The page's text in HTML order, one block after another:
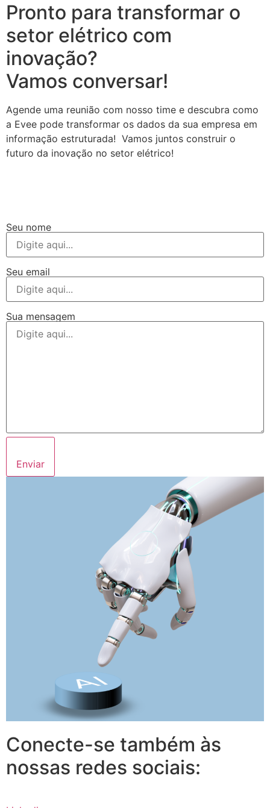
Pronto para transformar o
setor elétrico com
inovação?
Vamos conversar!
Agende uma reunião com nosso time e descubra como
a Evee pode transformar os dados da sua empresa em
informação estruturada! Vamos juntos construir o
futuro da inovação no setor elétrico!
Seu nome
Seu email
Sua mensagem
Enviar
Conecte-se também às
nossas redes sociais: